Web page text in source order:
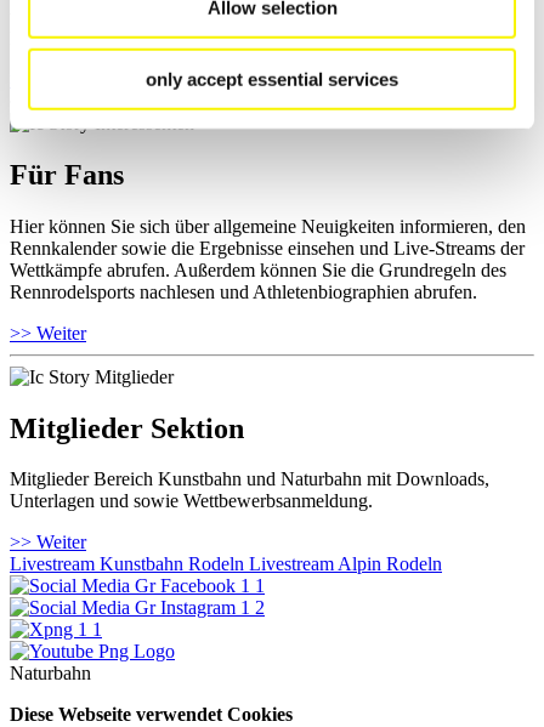
Allow selection
only accept essential services
und Informationen zu Wettkämpfen abrufen. Außerdem können Sie
Ihre Athletenbiographie ansehen.
Für Fans
Hier können Sie sich über allgemeine Neuigkeiten informieren, den
Rennkalender sowie die Ergebnisse einsehen und Live-Streams der
Wettkämpfe abrufen. Außerdem können Sie die Grundregeln des
Rennrodelsports nachlesen und Athletenbiographien abrufen.
>> Weiter
Mitglieder Sektion
Mitglieder Bereich Kunstbahn und Naturbahn mit Downloads,
Unterlagen und sowie Wettbewerbsanmeldung.
>> Weiter
Livestream Kunstbahn Rodeln Livestream Alpin Rodeln
Naturbahn
Diese Webseite verwendet Cookies